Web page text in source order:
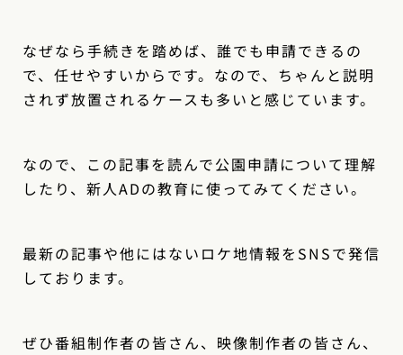
なぜなら手続きを踏めば、誰でも申請できるの
で、任せやすいからです。なので、ちゃんと説明
されず放置されるケースも多いと感じています。
なので、この記事を読んで公園申請について理解
したり、新人ADの教育に使ってみてください。
最新の記事や他にはないロケ地情報をSNSで発信
しております。
ぜひ番組制作者の皆さん、映像制作者の皆さん、